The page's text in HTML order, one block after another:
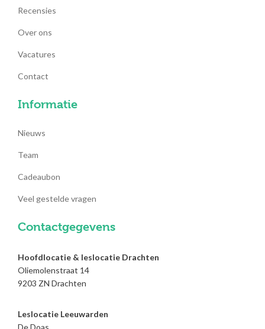
Recensies
Over ons
Vacatures
Contact
Informatie
Nieuws
Team
Cadeaubon
Veel gestelde vragen
Contactgegevens
Hoofdlocatie & leslocatie Drachten
Oliemolenstraat 14
9203 ZN Drachten
Leslocatie Leeuwarden
De Doas